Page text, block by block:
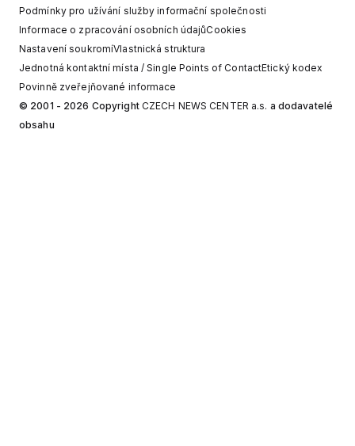
Podmínky pro užívání služby informační společnosti
Informace o zpracování osobních údajůCookies
Nastavení soukromíVlastnická struktura
Jednotná kontaktní místa / Single Points of ContactEtický kodex
Povinně zveřejňované informace
© 2001 - 2026 Copyright CZECH NEWS CENTER a.s. a dodavatelé
obsahu